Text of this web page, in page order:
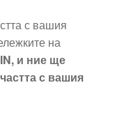
с вашия
на
и ние ще
с вашия